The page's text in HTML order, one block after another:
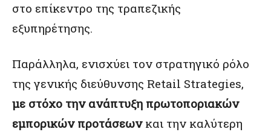
στο επίκεντρο της τραπεζικής
εξυπηρέτησης.
Παράλληλα, ενισχύει τον στρατηγικό ρόλο
της γενικής διεύθυνσης Retail Strategies,
με στόχο την ανάπτυξη πρωτοποριακών
εμπορικών προτάσεων και την καλύτερη